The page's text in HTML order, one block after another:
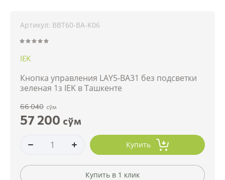
Артикул: BBT60-BA-K06
IEK
Кнопка управления LAY5-BA31 без подсветки
зеленая 1з IEK в Ташкенте
66 040 сўм
57 200 сўм
Купить
Купить в 1 клик